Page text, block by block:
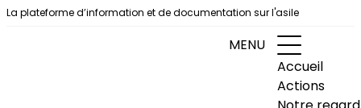
Aller au contenu
La plateforme d’information et de documentation sur l'asile
MENU
Accueil
Actions